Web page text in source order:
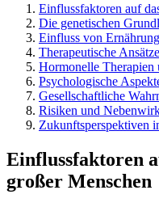
Einflussfaktoren auf
Die genetischen
Einfluss von
Therapeutische
Hormonelle
Psychologische
Gesellschaftliche
Risiken und
Zukunftsperspektiven
Einflussfaktoren
großer Menschen